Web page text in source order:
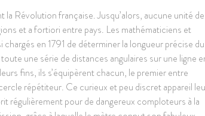
la Révolution française. Jusqu’alors, aucune unité de
et a fortiori entre pays. Les mathématiciens et
en 1791 de déterminer la longueur précise du
une série de distances angulaires sur une ligne
fins, ils s’équipèrent chacun, le premier entre
répétiteur. Ce curieux et peu discret appareil
régulièrement pour de dangereux comploteurs à la